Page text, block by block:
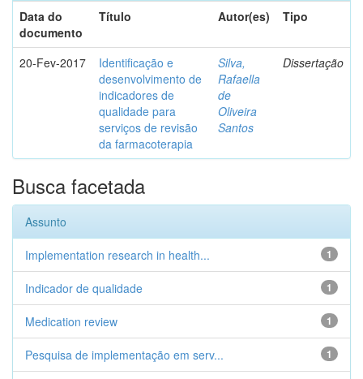
Data do
documento
Título Autor(es) Tipo
20-Fev-2017
Identificação e
desenvolvimento de
indicadores de
qualidade para
serviços de revisão
da farmacoterapia
Silva,
Rafaella
de
Oliveira
Santos
Dissertação
Busca facetada
Assunto
1
Implementation research in health...
1
Indicador de qualidade
1
Medication review
1
Pesquisa de implementação em serv...